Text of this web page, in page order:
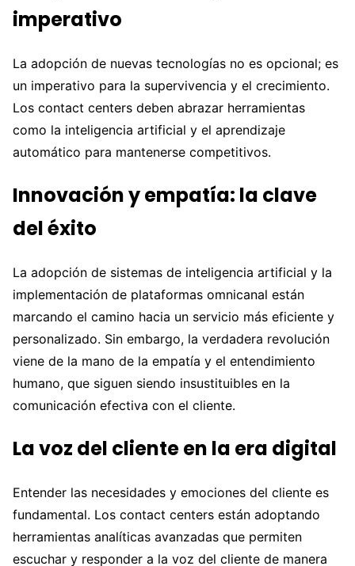
imperativo
La adopción de nuevas tecnologías no es opcional; es
un imperativo para la supervivencia y el crecimiento.
Los contact centers deben abrazar herramientas
como la inteligencia artificial y el aprendizaje
automático para mantenerse competitivos.
Innovación y empatía: la clave
del éxito
La adopción de sistemas de inteligencia artificial y la
implementación de plataformas omnicanal están
marcando el camino hacia un servicio más eficiente y
personalizado. Sin embargo, la verdadera revolución
viene de la mano de la empatía y el entendimiento
humano, que siguen siendo insustituibles en la
comunicación efectiva con el cliente.
La voz del cliente en la era digital
Entender las necesidades y emociones del cliente es
fundamental. Los contact centers están adoptando
herramientas analíticas avanzadas que permiten
escuchar y responder a la voz del cliente de manera